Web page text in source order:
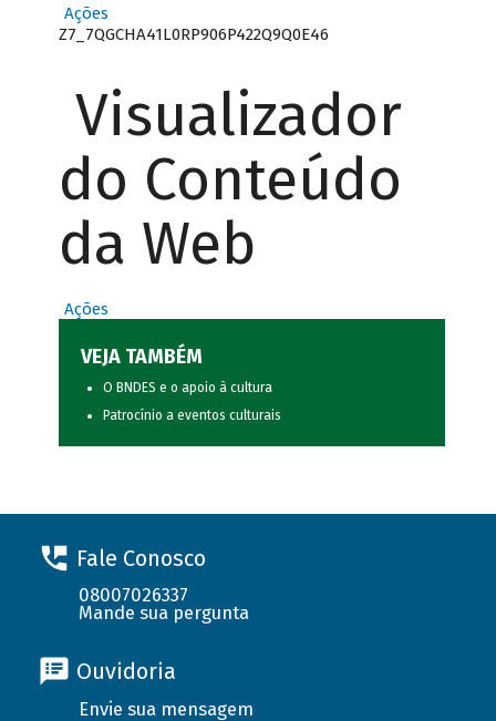
Ações
Z7_7QGCHA41L0RP906P422Q9Q0E46
Visualizador
do Conteúdo
da Web
Ações
VEJA TAMBÉM
O BNDES e o apoio à cultura
Patrocínio a eventos culturais
Fale Conosco
08007026337
Mande sua pergunta
Ouvidoria
Envie sua mensagem